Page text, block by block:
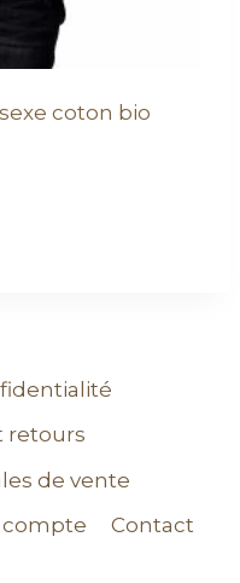
coton bio
retours
de vente
compte Contact